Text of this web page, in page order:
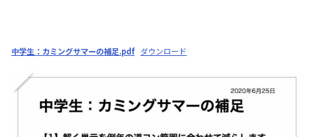
中学生：カミングサマーの補足.pdf ダウンロード